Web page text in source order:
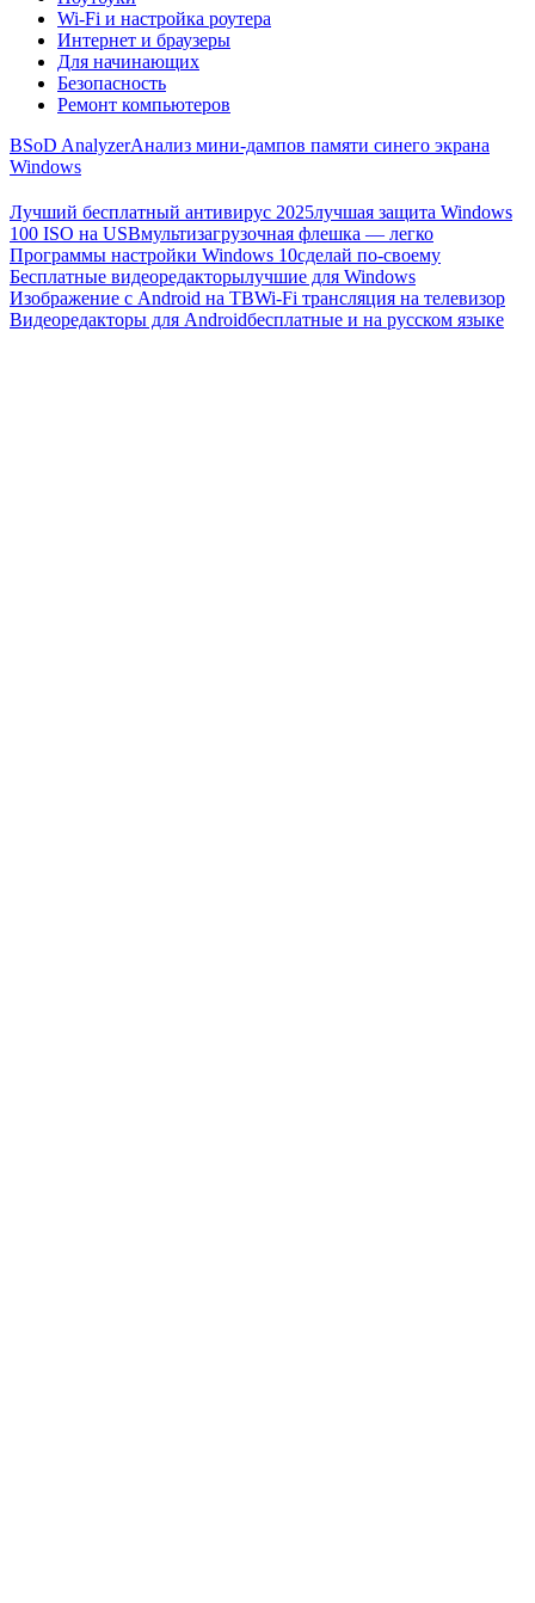
Wi-Fi и настройка роутера
Интернет и браузеры
Для начинающих
Безопасность
Ремонт компьютеров
BSoD AnalyzerАнализ мини-дампов памяти синего экрана
Windows
Лучший бесплатный антивирус 2025лучшая защита Windows
100 ISO на USBмультизагрузочная флешка — легко
Программы настройки Windows 10сделай по-своему
Бесплатные видеоредакторылучшие для Windows
Изображение с Android на ТВWi-Fi трансляция на телевизор
Видеоредакторы для Androidбесплатные и на русском языке